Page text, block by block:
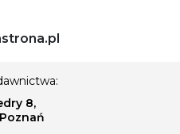
8,